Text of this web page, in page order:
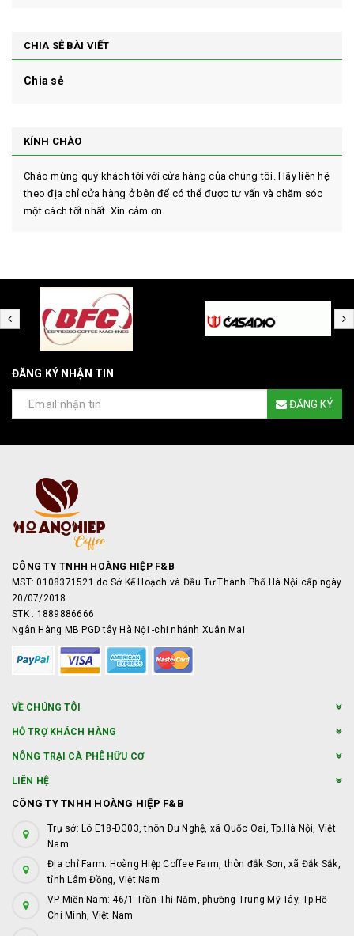
CHIA SẺ BÀI VIẾT
Chia sẻ
KÍNH CHÀO
Chào mừng quý khách tới với cửa hàng của chúng tôi. Hãy liên hệ
theo địa chỉ cửa hàng ở bên để có thể được tư vấn và chăm sóc
một cách tốt nhất. Xin cảm ơn.
ĐĂNG KÝ NHẬN TIN
ĐĂNG KÝ
CÔNG TY TNHH HOÀNG HIỆP F&B
MST: 0108371521 do Sở Kế Hoạch và Đầu Tư Thành Phố Hà Nội cấp ngày
20/07/2018
STK : 1889886666
Ngân Hàng MB PGD tây Hà Nội -chi nhánh Xuân Mai
VỀ CHÚNG TÔI
HỖ TRỢ KHÁCH HÀNG
NÔNG TRẠI CÀ PHÊ HỮU CƠ
LIÊN HỆ
CÔNG TY TNHH HOÀNG HIỆP F&B
Trụ sở: Lô E18-DG03, thôn Du Nghệ, xã Quốc Oai, Tp.Hà Nội, Việt
Nam
Địa chỉ Farm: Hoàng Hiệp Coffee Farm, thôn đắk Sơn, xã Đắk Sắk,
tỉnh Lâm Đồng, Việt Nam
VP Miền Nam: 46/1 Trần Thị Năm, phường Trung Mỹ Tây, Tp.Hồ
Chí Minh, Việt Nam